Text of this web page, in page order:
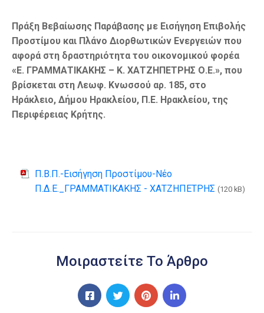
Πράξη Βεβαίωσης Παράβασης με Εισήγηση Επιβολής
Προστίμου και Πλάνο Διορθωτικών Ενεργειών που
αφορά στη δραστηριότητα του οικονομικού φορέα
«Ε. ΓΡΑΜΜΑΤΙΚΑΚΗΣ – Κ. ΧΑΤΖΗΠΕΤΡΗΣ Ο.Ε.», που
βρίσκεται στη Λεωφ. Κνωσσού αρ. 185, στο
Ηράκλειο, Δήμου Ηρακλείου, Π.Ε. Ηρακλείου, της
Περιφέρειας Κρήτης.
Π.Β.Π.-Εισήγηση Προστίμου-Νέο
Π.Δ.Ε._ΓΡΑΜΜΑΤΙΚΑΚΗΣ - ΧΑΤΖΗΠΕΤΡΗΣ (120 kB)
Μοιραστείτε Το Άρθρο